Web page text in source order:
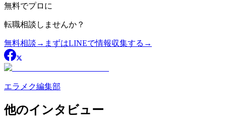
無料でプロに
転職相談 しませんか？
無料相談 → まずはLINEで情報収集する →
エラメク編集部
他のインタビュー